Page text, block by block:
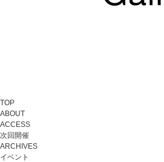
TOP
ABOUT
ACCESS
次回開催
ARCHIVES
イベント